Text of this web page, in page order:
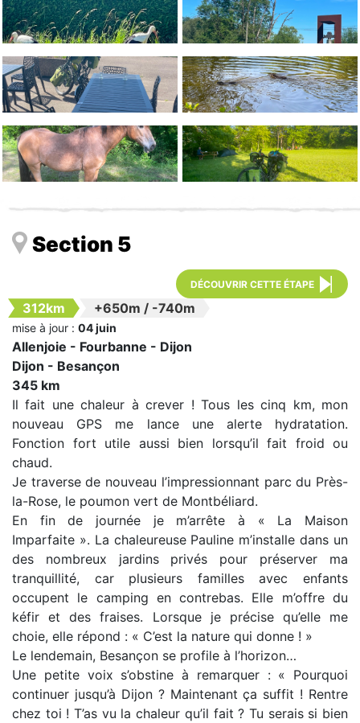
Section 5
DÉCOUVRIR CETTE ÉTAPE
312km +650m / -740m
mise à jour : 04 juin
Allenjoie - Fourbanne - Dijon
Dijon - Besançon
345 km
Il fait une chaleur à crever ! Tous les cinq km, mon
nouveau GPS me lance une alerte hydratation.
Fonction fort utile aussi bien lorsqu’il fait froid ou
chaud.
Je traverse de nouveau l’impressionnant parc du Près-
la-Rose, le poumon vert de Montbéliard.
En fin de journée je m’arrête à « La Maison
Imparfaite ». La chaleureuse Pauline m’installe dans un
des nombreux jardins privés pour préserver ma
tranquillité, car plusieurs familles avec enfants
occupent le camping en contrebas. Elle m’offre du
kéfir et des fraises. Lorsque je précise qu’elle me
choie, elle répond : « C’est la nature qui donne ! »
Le lendemain, Besançon se profile à l’horizon…
Une petite voix s’obstine à remarquer : « Pourquoi
continuer jusqu’à Dijon ? Maintenant ça suffit ! Rentre
chez toi ! T’as vu la chaleur qu’il fait ? Tu serais si bien